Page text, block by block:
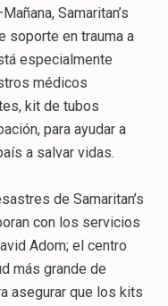
Samaritan’s
soporte en trauma a
especialmente
médicos
kit de tubos
para ayudar a
a salvar vidas.
de Samaritan’s
con los servicios
Adom; el centro
más grande de
asegurar que los kits